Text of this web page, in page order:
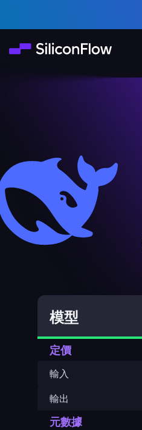
模型
定價
輸入
輸出
元數據